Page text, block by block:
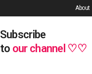
About
Subscribe
to our channel ♡♡